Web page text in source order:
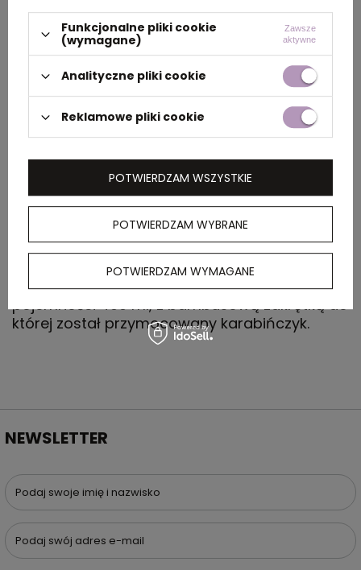
dużym
opakowaniu
zbiorczym
Materiał Stal nierdzewna
Rozmiar 17 x ⌀ 6,5 cm
pomarańczowy
OPIS
Butelka wykonana ze stali nierdzewnej, o
pojemności 400 ml, z bambusową zakrętką do
której został przymocowany karabińczyk.
NEWSLETTER
Podaj swoje imię i nazwisko
Podaj swój adres e-mail
Funkcjonalne pliki cookie
(wymagane)
Zawsze
aktywne
Analityczne pliki cookie
Reklamowe pliki cookie
POTWIERDZAM WYBRANE
POTWIERDZAM WYMAGANE
POTWIERDZAM WSZYSTKIE